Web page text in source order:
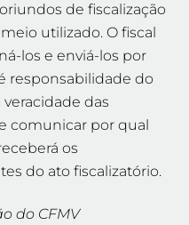
de fiscalização
utilizado. O fiscal
los e enviá-los por
responsabilidade do
das
comunicar por qual
os
do ato fiscalizatório.
do CFMV